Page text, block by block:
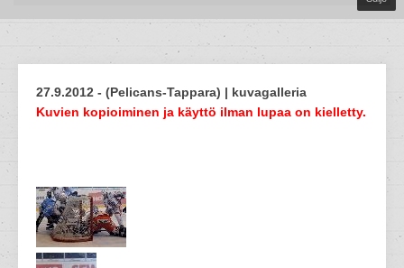
27.9.2012 - (Pelicans-Tappara) | kuvagalleria
Kuvien kopioiminen ja käyttö ilman lupaa on kielletty.